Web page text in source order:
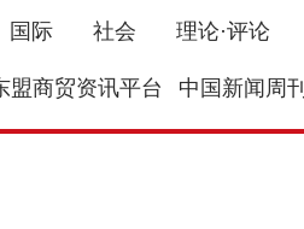
国际 社会 理论·评论
商贸资讯平台 中国新闻周刊